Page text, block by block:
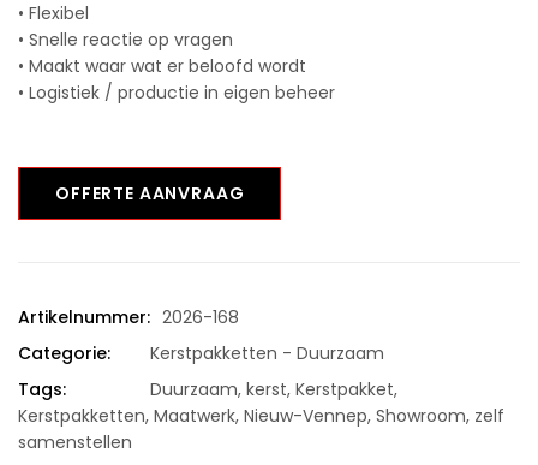
• Flexibel
• Snelle reactie op vragen
• Maakt waar wat er beloofd wordt
• Logistiek / productie in eigen beheer
OFFERTE AANVRAAG
Artikelnummer: 2026-168
Categorie:
Kerstpakketten - Duurzaam
Tags:
Duurzaam, kerst, Kerstpakket,
Kerstpakketten, Maatwerk, Nieuw-Vennep, Showroom, zelf
samenstellen